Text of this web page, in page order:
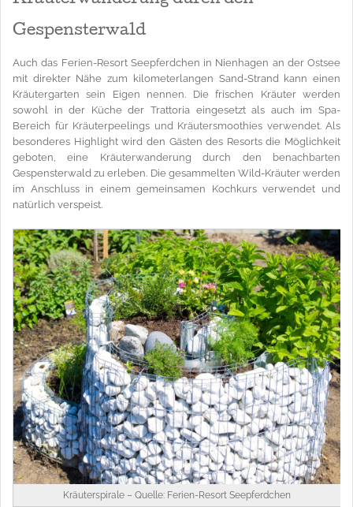
Gespensterwald
Auch das Ferien-Resort Seepferdchen in Nienhagen an der Ostsee
mit direkter Nähe zum kilometerlangen Sand-Strand kann einen
Kräutergarten sein Eigen nennen. Die frischen Kräuter werden
sowohl in der Küche der Trattoria eingesetzt als auch im Spa-
Bereich für Kräuterpeelings und Kräutersmoothies verwendet. Als
besonderes Highlight wird den Gästen des Resorts die Möglichkeit
geboten, eine Kräuterwanderung durch den benachbarten
Gespensterwald zu erleben. Die gesammelten Wild-Kräuter werden
im Anschluss in einem gemeinsamen Kochkurs verwendet und
natürlich verspeist.
Kräuterspirale – Quelle: Ferien-Resort Seepferdchen